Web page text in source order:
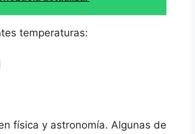
temperaturas:
física y astronomía. Algunas de